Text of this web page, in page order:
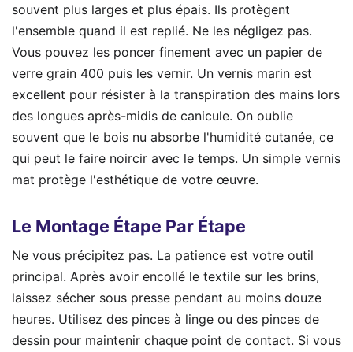
souvent plus larges et plus épais. Ils protègent
l'ensemble quand il est replié. Ne les négligez pas.
Vous pouvez les poncer finement avec un papier de
verre grain 400 puis les vernir. Un vernis marin est
excellent pour résister à la transpiration des mains lors
des longues après-midis de canicule. On oublie
souvent que le bois nu absorbe l'humidité cutanée, ce
qui peut le faire noircir avec le temps. Un simple vernis
mat protège l'esthétique de votre œuvre.
Le Montage Étape Par Étape
Ne vous précipitez pas. La patience est votre outil
principal. Après avoir encollé le textile sur les brins,
laissez sécher sous presse pendant au moins douze
heures. Utilisez des pinces à linge ou des pinces de
dessin pour maintenir chaque point de contact. Si vous